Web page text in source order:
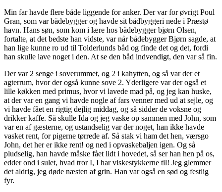
Min far havde flere både liggende for anker. Der var for øvrigt Poul
Gran, som var bådebygger og havde sit bådbyggeri nede i Præstø
havn. Hans søn, som kom i lære hos bådebygger bjørn Olsen,
fortalte, at det bedste han vidste, var når bådebygger Bjørn sagde, at
han lige kunne ro ud til Tolderlunds båd og finde det og det, fordi
han skulle lave noget i den. At se den båd indvendigt, den var så fin.
Der var 2 senge i soverummet, og 2 i kahytten, og så var der et
agterrum, hvor der også kunne sove 2. Yderligere var der også et
lille køkken med primus, hvor vi lavede mad på, og jeg kan huske,
at der var en gang vi havde nogle af fars venner med ud at sejle, og
vi havde fået en rigtig dejlig middag, og så sidder de voksne og
drikker kaffe. Så skulle Ida og jeg vaske op sammen med John, som
var en af gæsterne, og ustandselig var der noget, han ikke havde
vasket rent, for pigerne tørrede af. Så stak vi ham det hen, værsgo
John, det her er ikke rent! og ned i opvaskebaljen igen. Og så
pludselig, han havde måske fået lidt i hovedet, så ser han hen på os,
edder ond i sulet, hvad tror I, I har viskestykkerne til! Jeg glemmer
det aldrig, jeg døde næsten af grin. Han var også en sød og festlig
fyr.